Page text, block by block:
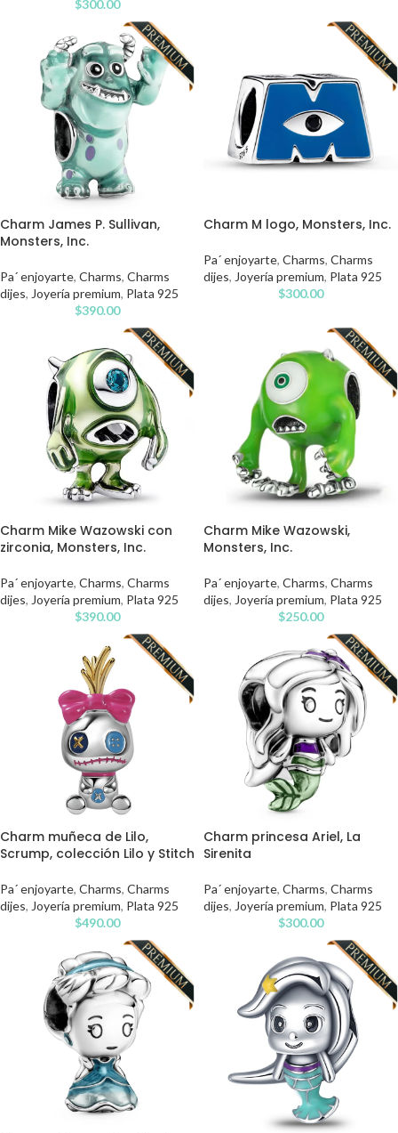
$300.00
Charm James P. Sullivan,
Monsters, Inc.
Pa´ enjoyarte, Charms, Charms
dijes, Joyería premium, Plata 925
$390.00
Charm M logo, Monsters, Inc.
Pa´ enjoyarte, Charms, Charms
dijes, Joyería premium, Plata 925
$300.00
Charm Mike Wazowski con
zirconia, Monsters, Inc.
Pa´ enjoyarte, Charms, Charms
dijes, Joyería premium, Plata 925
$390.00
Charm Mike Wazowski,
Monsters, Inc.
Pa´ enjoyarte, Charms, Charms
dijes, Joyería premium, Plata 925
$250.00
Charm muñeca de Lilo,
Scrump, colección Lilo y Stitch
Pa´ enjoyarte, Charms, Charms
dijes, Joyería premium, Plata 925
$490.00
Charm princesa Ariel, La
Sirenita
Pa´ enjoyarte, Charms, Charms
dijes, Joyería premium, Plata 925
$300.00